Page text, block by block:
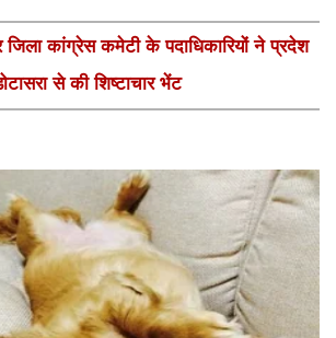
जिला कांग्रेस कमेटी के पदाधिकारियों ने प्रदेश
से की शिष्टाचार भेंट